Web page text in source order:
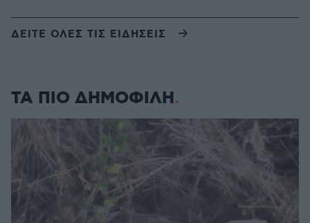
ΔΕΙΤΕ ΟΛΕΣ ΤΙΣ ΕΙΔΗΣΕΙΣ
ΤΑ ΠΙΟ ΔΗΜΟΦΙΛΗ